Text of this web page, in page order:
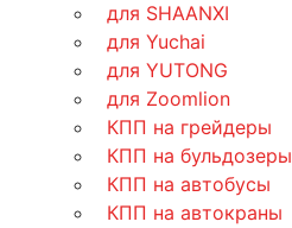
для SHAANXI
для Yuchai
для YUTONG
для Zoomlion
КПП на грейдеры
КПП на бульдозеры
КПП на автобусы
КПП на автокраны